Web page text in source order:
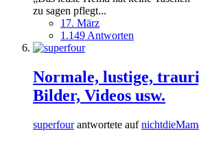
zu sagen pflegt...
17. März
1.149 Antworten
Normale, lustige,
Bilder, Videos usw.
superfourantwortete auf